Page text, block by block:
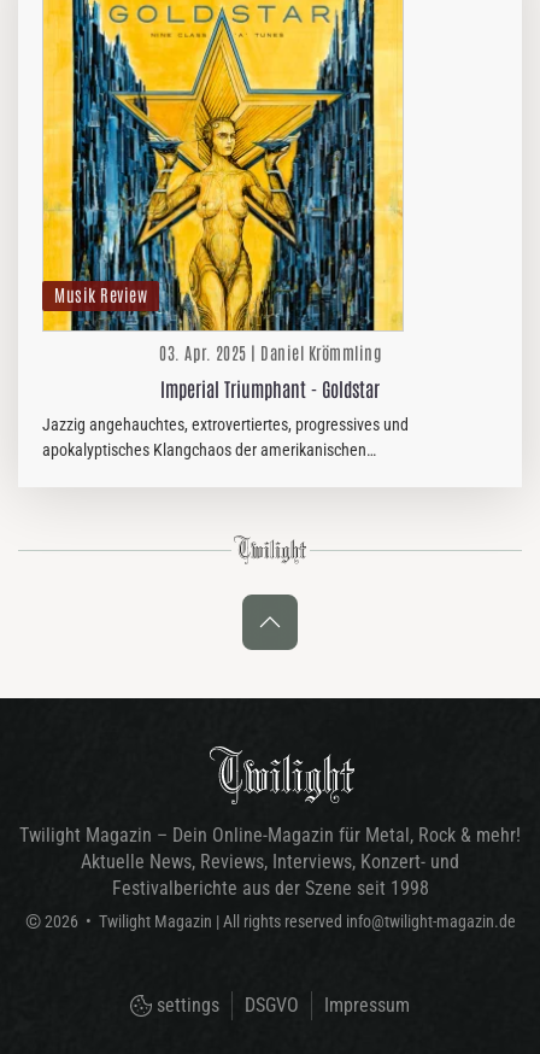
Musik Review
03. Apr. 2025 | Daniel Krömmling
Imperial Triumphant - Goldstar
Jazzig angehauchtes, extrovertiertes, progressives und
apokalyptisches Klangchaos der amerikanischen
Twilight Magazin – Dein Online-Magazin für Metal, Rock & mehr!
Aktuelle News, Reviews, Interviews, Konzert- und
Festivalberichte aus der Szene seit 1998
© 2026 • Twilight Magazin | All rights reserved info@twilight-magazin.de
settings DSGVO Impressum